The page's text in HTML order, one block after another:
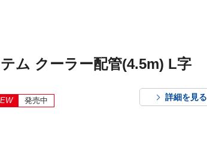
ム クーラー配管(4.5m) L字
発売中 詳細を見る